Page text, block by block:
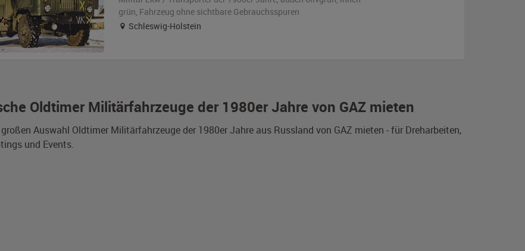
Oldtimer Militärfahrzeuge der 1980er Jahre von GAZ mieten
Auswahl Oldtimer Militärfahrzeuge der 1980er Jahre aus Russland von GAZ mieten - für Dreharbeiten,
und Events.
grün, Fahrzeug ohne sichtbare Gebrauchsspuren
Schleswig-Holstein